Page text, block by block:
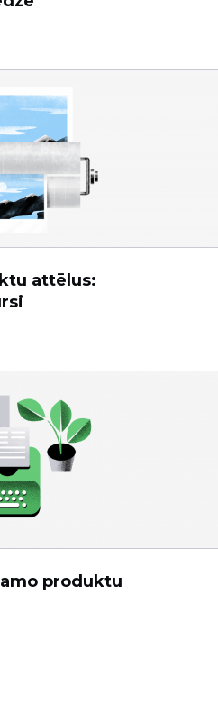
attēlus:
produktu